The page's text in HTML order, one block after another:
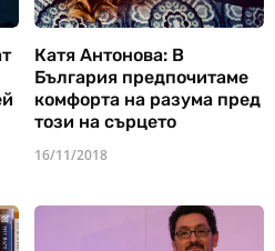
Катя Антонова: В
България предпочитаме
комфорта на разума пред
този на сърцето
16/11/2018